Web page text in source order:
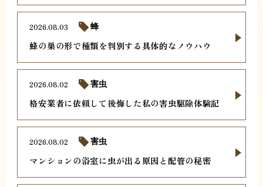
蜂の巣の形で種類を判別する具体的なノウハウ
2026.08.03 蜂
格安業者に依頼して後悔した私の害虫駆除体験記
2026.08.02 害虫
マンションの浴室に虫が出る原因と配管の秘密
2026.08.02 害虫